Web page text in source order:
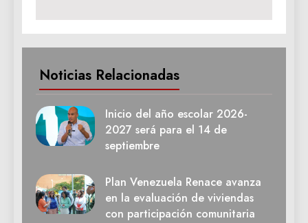
Noticias Relacionadas
Inicio del año escolar 2026-
2027 será para el 14 de
septiembre
Plan Venezuela Renace avanza
en la evaluación de viviendas
con participación comunitaria